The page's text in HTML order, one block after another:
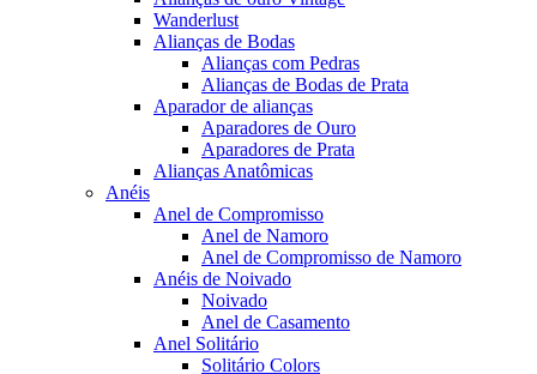
Wanderlust
Alianças de Bodas
Alianças com Pedras
Alianças de Bodas de Prata
Aparador de alianças
Aparadores de Ouro
Aparadores de Prata
Alianças Anatômicas
Anéis
Anel de Compromisso
Anel de Namoro
Anel de Compromisso de Namoro
Anéis de Noivado
Noivado
Anel de Casamento
Anel Solitário
Solitário Colors